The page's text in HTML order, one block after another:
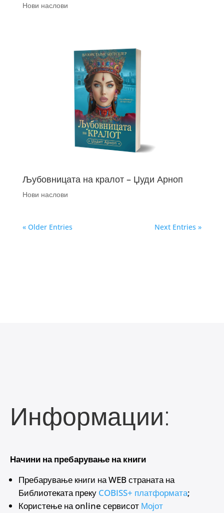
Нови наслови
Љубовницата на кралот – Џуди Арноп
Нови наслови
« Older Entries Next Entries »
Информации:
Начини на пребарување на книги
Пребарување книги на WEB страната на
Библиотеката преку COBISS+ платформата;
Користење на online сервисот Мојот